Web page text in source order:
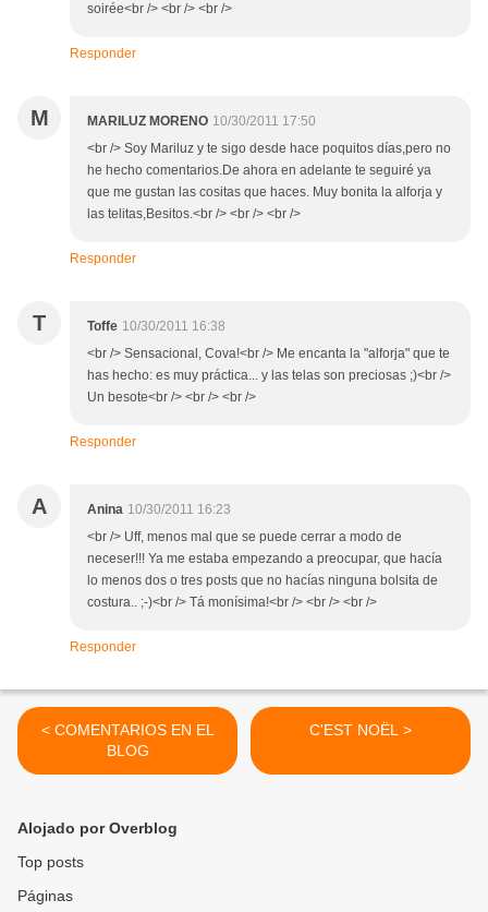
soirée<br /> <br /> <br />
Responder
M MARILUZ MORENO 10/30/2011 17:50
<br /> Soy Mariluz y te sigo desde hace poquitos días,pero no
he hecho comentarios.De ahora en adelante te seguiré ya
que me gustan las cositas que haces. Muy bonita la alforja y
las telitas,Besitos.<br /> <br /> <br />
Responder
T Toffe 10/30/2011 16:38
<br /> Sensacional, Cova!<br /> Me encanta la "alforja" que te
has hecho: es muy práctica... y las telas son preciosas ;)<br />
Un besote<br /> <br /> <br />
Responder
A Anina 10/30/2011 16:23
<br /> Uff, menos mal que se puede cerrar a modo de
neceser!!! Ya me estaba empezando a preocupar, que hacía
lo menos dos o tres posts que no hacías ninguna bolsita de
costura.. ;-)<br /> Tá monísima!<br /> <br /> <br />
Responder
< COMENTARIOS EN EL
BLOG
C'EST NOËL >
Alojado por Overblog
Top posts
Páginas